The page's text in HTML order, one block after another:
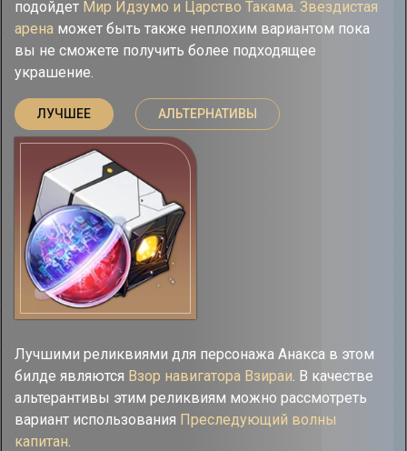
подойдет Мир Идзумо и Царство Такама. Звездистая
арена может быть также неплохим вариантом пока
вы не сможете получить более подходящее
украшение.
ЛУЧШЕЕ АЛЬТЕРНАТИВЫ
Лучшими реликвиями для персонажа Анакса в этом
билде являются Взор навигатора Взираи. В качестве
альтерантивы этим реликвиям можно рассмотреть
вариант использования Преследующий волны
капитан.